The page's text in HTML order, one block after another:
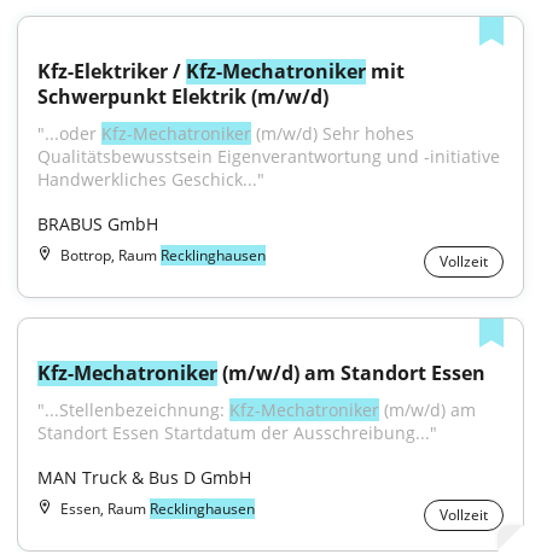
Kfz-Elektriker / Kfz-Mechatroniker mit
Schwerpunkt Elektrik (m/w/d)
"...oder Kfz-Mechatroniker (m/w/d) Sehr hohes
Qualitätsbewusstsein Eigenverantwortung und -initiative
Handwerkliches Geschick..."
BRABUS GmbH
Bottrop, Raum Recklinghausen Vollzeit
Kfz-Mechatroniker (m/w/d) am Standort Essen
"...Stellenbezeichnung: Kfz-Mechatroniker (m/w/d) am
Standort Essen Startdatum der Ausschreibung..."
MAN Truck & Bus D GmbH
Essen, Raum Recklinghausen Vollzeit